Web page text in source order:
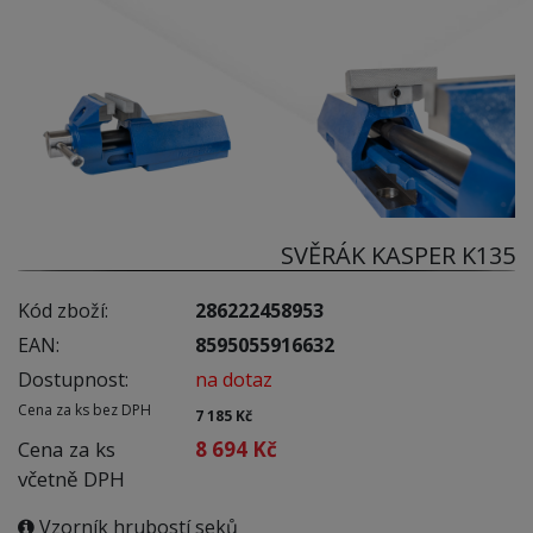
SVĚRÁK KASPER K135
Kód zboží:
286222458953
EAN:
8595055916632
Dostupnost:
na dotaz
Cena za ks bez DPH 7 185 Kč
Cena za ks
včetně DPH
8 694 Kč
Vzorník hrubostí seků